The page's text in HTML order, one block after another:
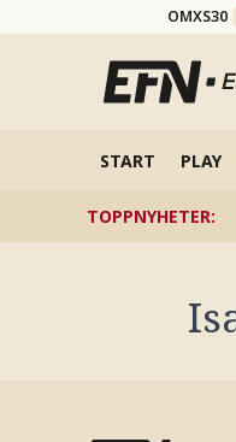
OMXS30
START PLAY
TOPPNYHETER: